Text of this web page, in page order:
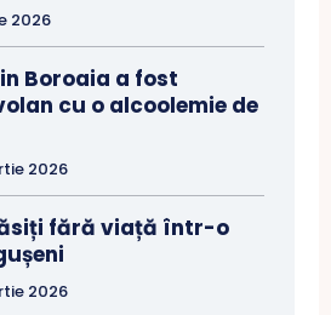
2026
Boroaia a fost
cu o alcoolemie de
2026
fără viață într-o
2026